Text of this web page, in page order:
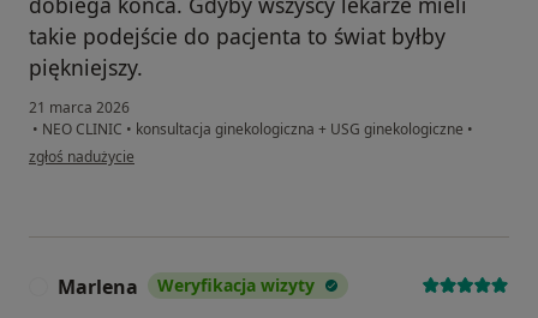
takie podejście do pacjenta to świat byłby
piękniejszy.
21 marca 2026
• NEO CLINIC • konsultacja ginekologiczna + USG ginekologiczne •
w opinii użytkownika Iwona
zgłoś nadużycie
Marlena Weryfikacja wizyty